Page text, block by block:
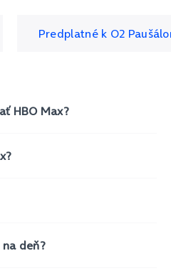
Predplatné k O2
HBO Max?
deň?